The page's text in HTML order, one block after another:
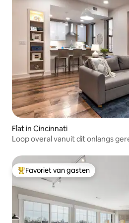
Flat in Cincinnati
Loop overal vanuit dit onlangs
Topfavoriet van gasten
Favoriet van gasten